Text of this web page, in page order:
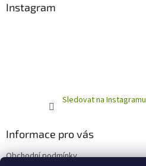
Instagram
Sledovat na Instagramu
Informace pro vás
Obchodní podmínky